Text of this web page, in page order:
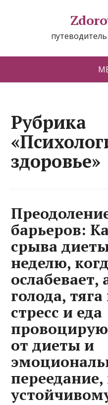
Рубрика
здоровье»
барьеров:
срыва
неделю,
ослабевает,
голода,
стресс и еда
от диеты и